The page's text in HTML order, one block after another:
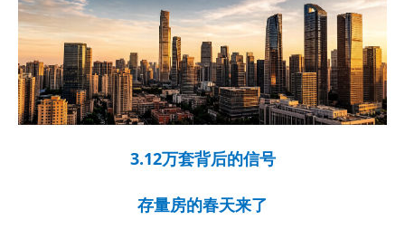
3.12万套背后的信号
存量房的春天来了